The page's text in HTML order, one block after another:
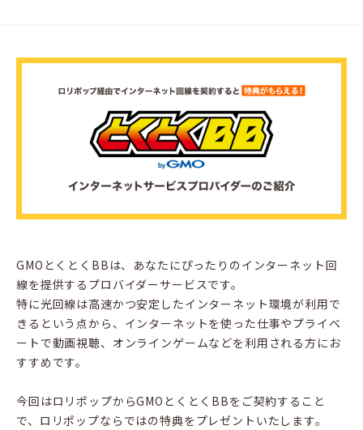
GMOとくとくBBは、あなたにぴったりのインターネット回
線を提供するプロバイダーサービスです。
特に光回線は高速かつ安定したインターネット環境が利用で
きるという点から、インターネットを使った仕事やプライベ
ートで動画視聴、オンラインゲームなどを利用される方にお
すすめです。
今回はロリポップからGMOとくとくBBをご契約すること
で、ロリポップならではの特典をプレゼントいたします。